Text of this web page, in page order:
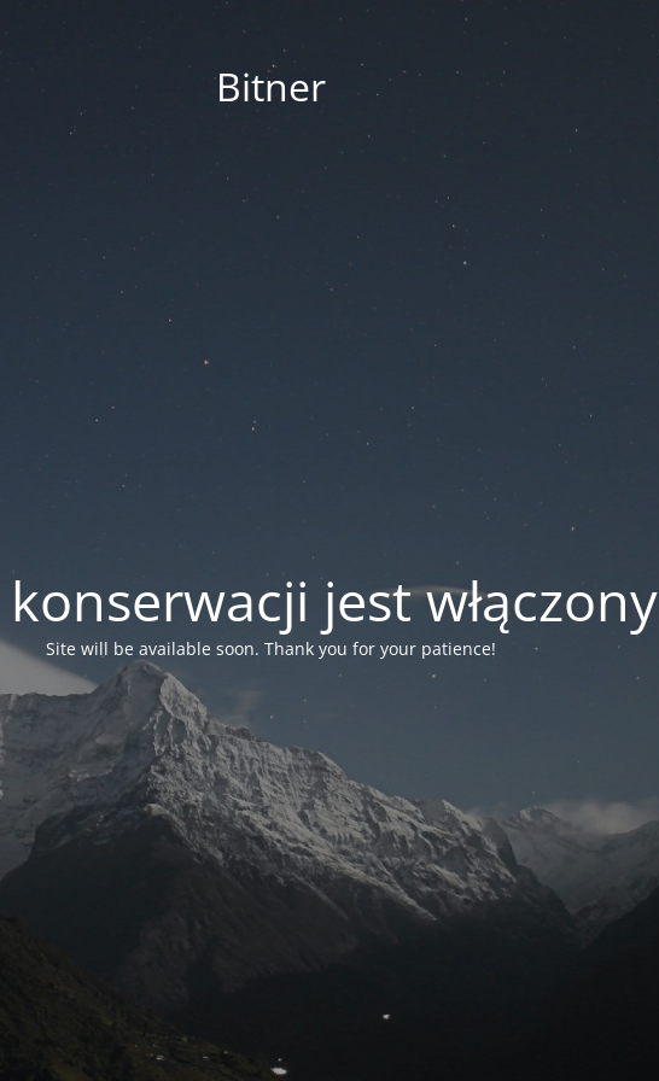
Bitner
jest włączony
Site will be available soon. Thank you for your patience!